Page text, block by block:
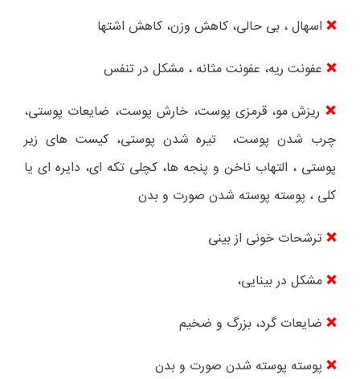
❌ اسهال ، بی حالی، کاهش وزن، کاهش اشتها
❌ عفونت ریه، عفونت مثانه ، مشکل در تنفس
❌ ریزش مو، قرمزی پوست، خارش پوست، ضایعات پوستی،
چرب شدن پوست،
تیره شدن پوستی، کیست های زیر
پوستی ، التهاب ناخن و پنجه ها، کچلی تکه ای، دایره ای یا
کلی ، پوسته پوسته شدن صورت و بدن
❌ ترشحات خونی از بینی
❌ مشکل در بینایی،
❌ ضایعات گرد، بزرگ و ضخیم
❌ پوسته پوسته شدن صورت و بدن